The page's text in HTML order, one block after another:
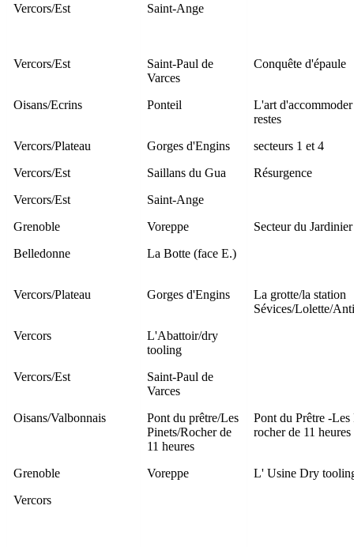
Vercors/Est Saint-Ange
Vercors/Est
Saint-Paul de
Varces
Conquête d'épaule
Oisans/Ecrins Ponteil
L'art d'accommoder
restes
Vercors/Plateau
Gorges d'Engins
secteurs 1 et 4
Vercors/Est
Saillans du Gua
Résurgence
Vercors/Est
Saint-Ange
Grenoble
Voreppe
Secteur du Jardinier
Belledonne
La Botte (face E.)
Vercors/Plateau Gorges d'Engins
La grotte/la station
Sévices/Lolette/
Vercors
L'Abattoir/dry
tooling
Vercors/Est
Saint-Paul de
Varces
Oisans/Valbonnais
Pont du prêtre/Les
Pinets/Rocher de
11 heures
Pont du Prêtre -Les
rocher de 11 heures
Grenoble Voreppe
L' Usine Dry
Vercors